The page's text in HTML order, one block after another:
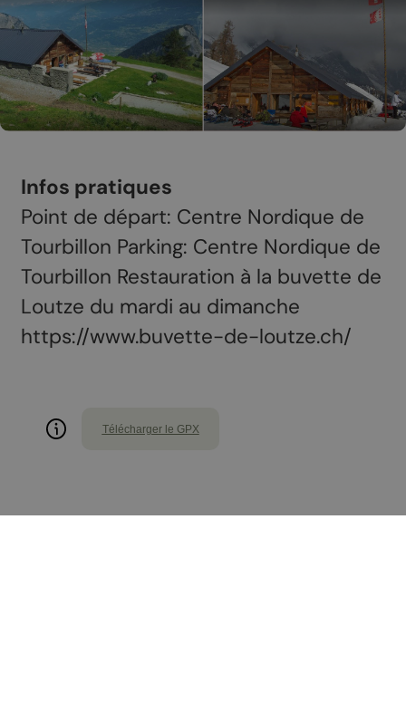
Infos pratiques
Point de départ: Centre Nordique de
Tourbillon Parking: Centre Nordique de
Tourbillon Restauration à la buvette de
Loutze du mardi au dimanche
https://www.buvette-de-loutze.ch/